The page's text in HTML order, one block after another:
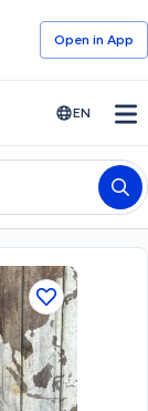
Open in Αpp
EN